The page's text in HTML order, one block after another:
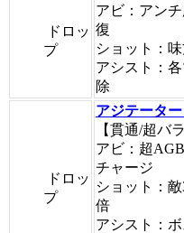
ドロッ
プ
アビ：アン
復
ショット：
アシスト：
除
ドロッ
プ
アジテーター
【貫通/超バ
アビ：超
チャージ
ショット：
倍
アシスト：